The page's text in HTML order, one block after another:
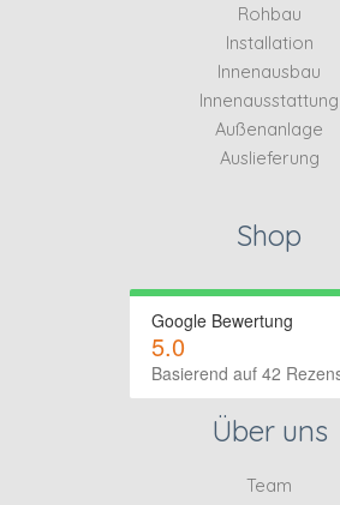
Rohbau
Installation
Innenausbau
Innenausstattung
Außenanlage
Auslieferung
Shop
Google Bewertung
5.0
Basierend auf 42
Über uns
Team